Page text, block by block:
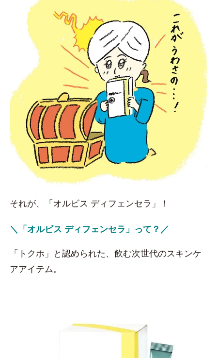
それが、「オルビス ディフェンセラ」！
＼「オルビス ディフェンセラ」って？／
「トクホ」と認められた、飲む次世代のスキンケ
アアイテム。